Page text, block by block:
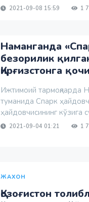
2021-09-08 15:59 1
Наманганда
безорилик
Қирғизстонга
Ижтимоий тармоқларда
туманида Спарк
ҳайдовчисининг кўзига
2021-09-04 01:21 1
ЖАХОН
Қозоғистон